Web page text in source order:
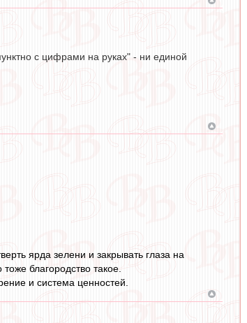
с цифрами на руках" - ни единой
ярда зелени и закрывать глаза на
благородство такое.
и система ценностей.